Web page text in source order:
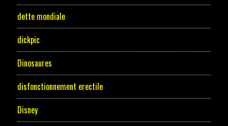
dette mondiale
dickpic
Dinosaures
disfonctionnement erectile
Disney